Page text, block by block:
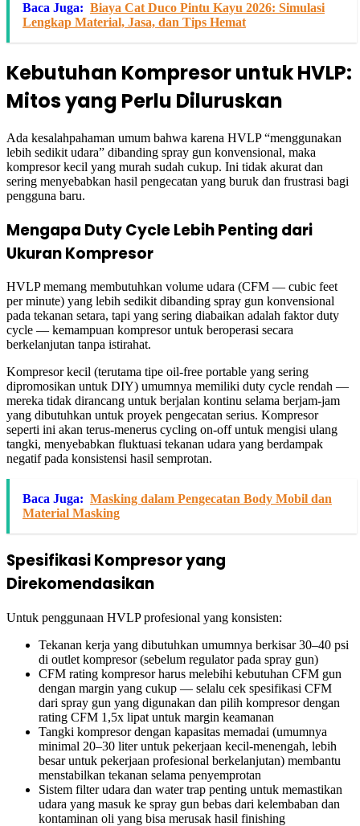
Baca Juga: Biaya Cat Duco Pintu Kayu 2026: Simulasi
Lengkap Material, Jasa, dan Tips Hemat
Kebutuhan Kompresor untuk HVLP:
Mitos yang Perlu Diluruskan
Ada kesalahpahaman umum bahwa karena HVLP “menggunakan
lebih sedikit udara” dibanding spray gun konvensional, maka
kompresor kecil yang murah sudah cukup. Ini tidak akurat dan
sering menyebabkan hasil pengecatan yang buruk dan frustrasi bagi
pengguna baru.
Mengapa Duty Cycle Lebih Penting dari
Ukuran Kompresor
HVLP memang membutuhkan volume udara (CFM — cubic feet
per minute) yang lebih sedikit dibanding spray gun konvensional
pada tekanan setara, tapi yang sering diabaikan adalah faktor duty
cycle — kemampuan kompresor untuk beroperasi secara
berkelanjutan tanpa istirahat.
Kompresor kecil (terutama tipe oil-free portable yang sering
dipromosikan untuk DIY) umumnya memiliki duty cycle rendah —
mereka tidak dirancang untuk berjalan kontinu selama berjam-jam
yang dibutuhkan untuk proyek pengecatan serius. Kompresor
seperti ini akan terus-menerus cycling on-off untuk mengisi ulang
tangki, menyebabkan fluktuasi tekanan udara yang berdampak
negatif pada konsistensi hasil semprotan.
Baca Juga: Masking dalam Pengecatan Body Mobil dan
Material Masking
Spesifikasi Kompresor yang
Direkomendasikan
Untuk penggunaan HVLP profesional yang konsisten:
Tekanan kerja yang dibutuhkan umumnya berkisar 30–40 psi
di outlet kompresor (sebelum regulator pada spray gun)
CFM rating kompresor harus melebihi kebutuhan CFM gun
dengan margin yang cukup — selalu cek spesifikasi CFM
dari spray gun yang digunakan dan pilih kompresor dengan
rating CFM 1,5x lipat untuk margin keamanan
Tangki kompresor dengan kapasitas memadai (umumnya
minimal 20–30 liter untuk pekerjaan kecil-menengah, lebih
besar untuk pekerjaan profesional berkelanjutan) membantu
menstabilkan tekanan selama penyemprotan
Sistem filter udara dan water trap penting untuk memastikan
udara yang masuk ke spray gun bebas dari kelembaban dan
kontaminan oli yang bisa merusak hasil finishing